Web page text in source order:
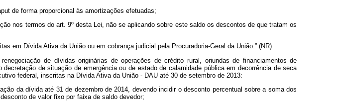
de forma proporcional às amortizações efetuadas;
nos termos do art. 9º desta Lei, não se aplicando sobre este saldo os descontos de que tratam os
em Dívida Ativa da União ou em cobrança judicial pela Procuradoria-Geral da União.” (NR)
de dívidas originárias de operações de crédito rural, oriundas de financiamentos de
de situação de emergência ou de estado de calamidade pública em decorrência de seca
federal, inscritas na Dívida Ativa da União - DAU até 30 de setembro de 2013:
da dívida até 31 de dezembro de 2014, devendo incidir o desconto percentual sobre a soma dos
de valor fixo por faixa de saldo devedor;